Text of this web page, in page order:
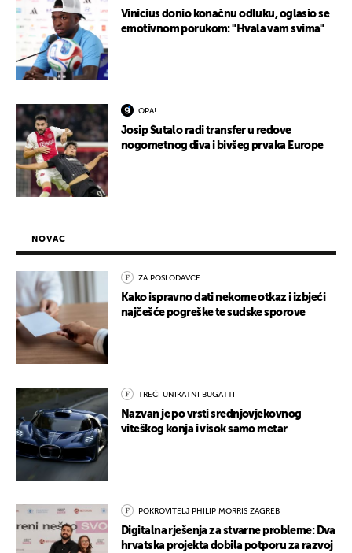
Vinicius donio konačnu odluku, oglasio se
emotivnom porukom: "Hvala vam svima"
OPA!
Josip Šutalo radi transfer u redove
nogometnog diva i bivšeg prvaka Europe
NOVAC
ZA POSLODAVCE
Kako ispravno dati nekome otkaz i izbjeći
najčešće pogreške te sudske sporove
TREĆI UNIKATNI BUGATTI
Nazvan je po vrsti srednjovjekovnog
viteškog konja i visok samo metar
POKROVITELJ PHILIP MORRIS ZAGREB
Digitalna rješenja za stvarne probleme: Dva
hrvatska projekta dobila potporu za razvoj